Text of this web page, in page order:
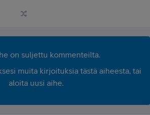
on suljettu kommenteilta.
muita kirjoituksia tästä aiheesta, tai
aloita uusi aihe.